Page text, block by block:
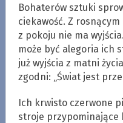
Bohaterów sztuki
ciekawość. Z
z pokoju nie ma
może być alegoria ich
już wyjścia z matni
zgodni: „Świat jest
Ich krwisto czerwone
stroje przypominające